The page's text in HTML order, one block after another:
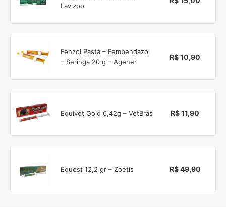
Lavizoo
Fenzol Pasta – Fembendazol
– Seringa 20 g – Agener
R$ 10,90
Equivet Gold 6,42g – VetBras R$ 11,90
Equest 12,2 gr – Zoetis R$ 49,90